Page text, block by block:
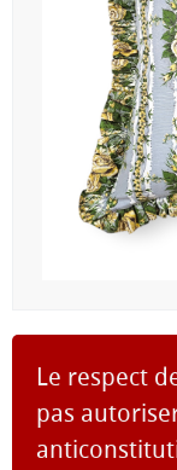
Le respect
pas